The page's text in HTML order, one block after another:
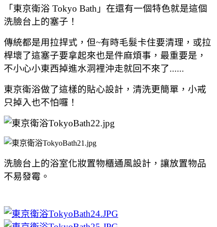
「東京衛浴 Tokyo Bath」在還有一個特色就是這個
洗臉台上的塞子！
傳統都是用拉捍式，但~有時毛髮卡住要清理，或拉
桿壞了這塞子要拿起來也是件麻煩事，最重要是，
不小心小東西掉進水洞裡沖走就回不來了......
東京衛浴做了這樣的貼心設計，清洗更簡單，小戒
只掉入也不怕囉！
洗臉台上的浴室化妝置物櫃通風設計，讓放置物品
不易發霉。